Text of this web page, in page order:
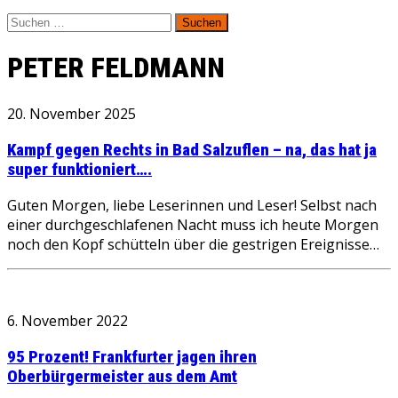
Suchen
nach:
PETER FELDMANN
20. November 2025
Kampf gegen Rechts in Bad Salzuflen – na, das hat ja
super funktioniert….
Guten Morgen, liebe Leserinnen und Leser! Selbst nach
einer durchgeschlafenen Nacht muss ich heute Morgen
noch den Kopf schütteln über die gestrigen Ereignisse…
6. November 2022
95 Prozent! Frankfurter jagen ihren
Oberbürgermeister aus dem Amt